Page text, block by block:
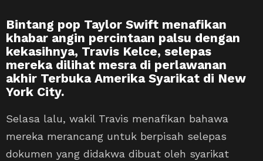
Bintang pop Taylor Swift menafikan
khabar angin percintaan palsu dengan
kekasihnya, Travis Kelce, selepas
mereka dilihat mesra di perlawanan
akhir Terbuka Amerika Syarikat di New
York City.
Selasa lalu, wakil Travis menafikan bahawa
mereka merancang untuk berpisah selepas
dokumen yang didakwa dibuat oleh syarikat